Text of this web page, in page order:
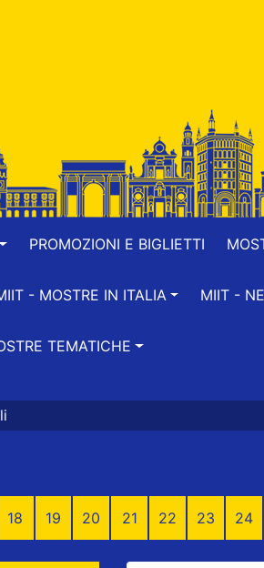
PROMOZIONI E BIGLIETTI
- MOSTRE IN ITALIA MIIT -
TEMATICHE
18 19 20 21 22 23 24